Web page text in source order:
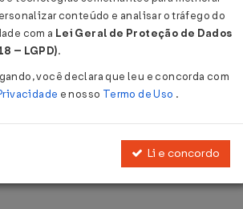
e agilizar o dia a dia de nossos
são focados em solucionar os
pela legislação tributária brasileira de
conteúdo e analisar o tráfego do
com a Lei Geral de Proteção de Dados
– LGPD).
você declara que leu e concorda com
e nosso Termo de Uso .
Li e concordo